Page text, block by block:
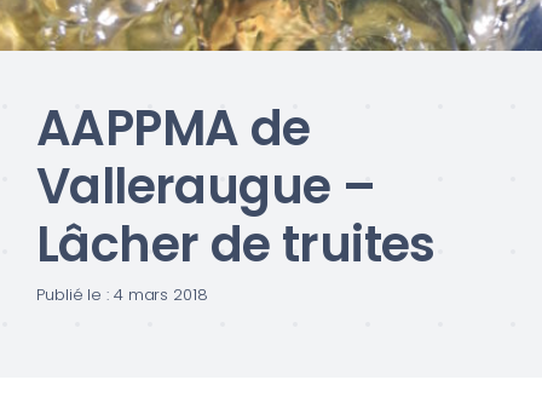
AAPPMA de
Valleraugue –
Lâcher de truites
Publié le : 4 mars 2018